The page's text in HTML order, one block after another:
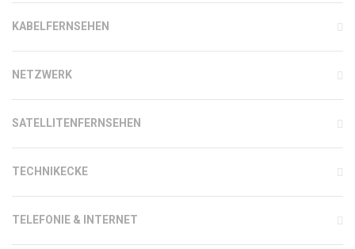
KABELFERNSEHEN
NETZWERK
SATELLITENFERNSEHEN
TECHNIKECKE
TELEFONIE & INTERNET